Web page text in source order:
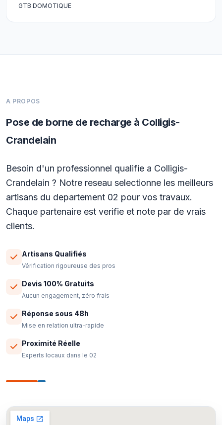
GTB DOMOTIQUE
A PROPOS
Pose de borne de recharge à Colligis-
Crandelain
Besoin d'un professionnel qualifie a Colligis-
Crandelain ? Notre reseau selectionne les meilleurs
artisans du departement 02 pour vos travaux.
Chaque partenaire est verifie et note par de vrais
clients.
Artisans Qualifiés
Vérification rigoureuse des pros
Devis 100% Gratuits
Aucun engagement, zéro frais
Réponse sous 48h
Mise en relation ultra-rapide
Proximité Réelle
Experts locaux dans le 02